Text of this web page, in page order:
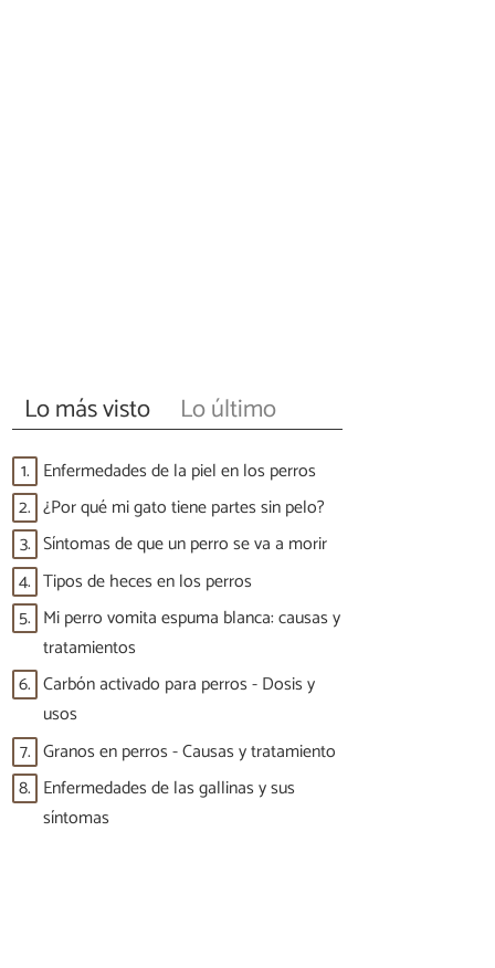
Lo más visto Lo último
1. Enfermedades de la piel en los perros
2. ¿Por qué mi gato tiene partes sin pelo?
3. Síntomas de que un perro se va a morir
4. Tipos de heces en los perros
5. Mi perro vomita espuma blanca: causas y
tratamientos
6. Carbón activado para perros - Dosis y
usos
7. Granos en perros - Causas y tratamiento
8. Enfermedades de las gallinas y sus
síntomas